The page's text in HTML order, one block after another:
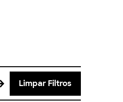
Limpar Filtros